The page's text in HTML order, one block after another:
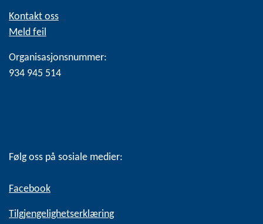
Kontakt oss
Meld feil
Organisasjonsnummer:
934 945 514
Følg oss på sosiale medier:
Facebook
Tilgjengelighetserklæring